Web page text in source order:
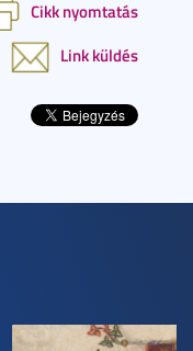
Cikk nyomtatás
Link küldés